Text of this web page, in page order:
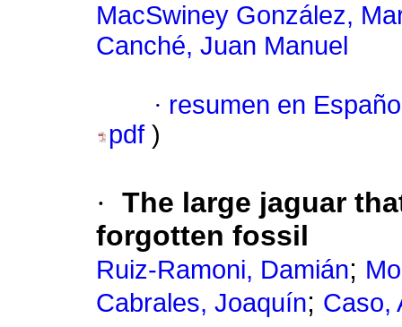
MacSwiney González,
Canché, Juan Manuel
· resumen en
pdf )
· The large jaguar
forgotten fossil
Ruiz-Ramoni, Damián;
Cabrales, Joaquín; Caso,